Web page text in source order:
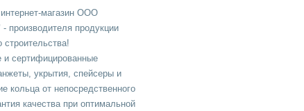
магазин ООО
производителя продукции
строительства!
и сертифицированные
укрытия, спейсеры и
кольца от непосредственного
качества при оптимальной